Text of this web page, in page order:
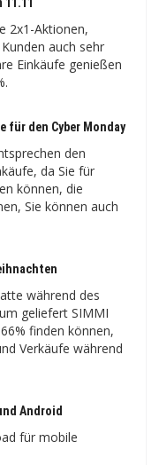
2x1-Aktionen,
auch sehr
Einkäufe genießen
für den Cyber ​​​​Monday
den
da Sie für
können, die
Sie können auch
während des
geliefert SIMMI
finden können,
Verkäufe während
Android
für mobile